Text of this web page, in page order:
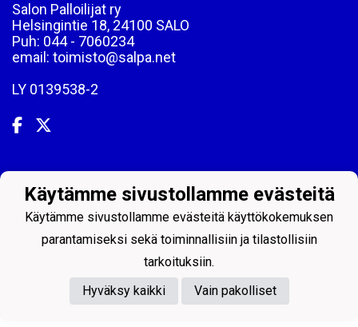
Salon Palloilijat ry
Helsingintie 18, 24100 SALO
Puh: 044 - 7060234
email: toimisto@salpa.net
LY 0139538-2
Powered by
Käytämme sivustollamme evästeitä
Käytämme sivustollamme evästeitä käyttökokemuksen
parantamiseksi sekä toiminnallisiin ja tilastollisiin
tarkoituksiin.
Hyväksy kaikki
Vain pakolliset